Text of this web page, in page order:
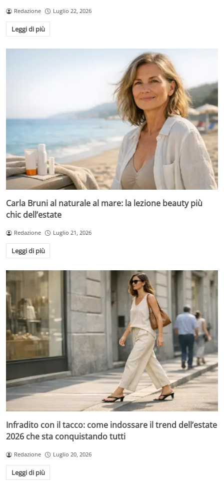
Redazione Luglio 22, 2026
Leggi di più
Carla Bruni al naturale al mare: la lezione beauty più
chic dell’estate
Redazione Luglio 21, 2026
Leggi di più
Infradito con il tacco: come indossare il trend dell’estate
2026 che sta conquistando tutti
Redazione Luglio 20, 2026
Leggi di più